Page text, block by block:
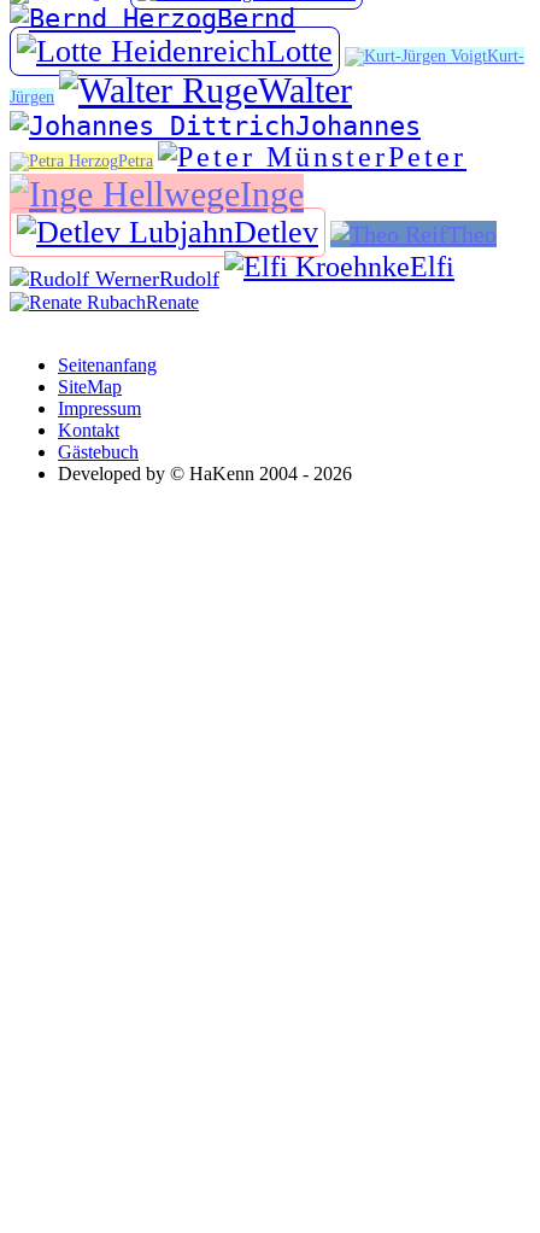
Bernd
Lotte Kurt-
Jürgen Walter
Johannes
Petra Peter
Inge
Detlev Theo
Rudolf Elfi
Renate
Seitenanfang
SiteMap
Impressum
Kontakt
Gästebuch
Developed by © HaKenn 2004 - 2026